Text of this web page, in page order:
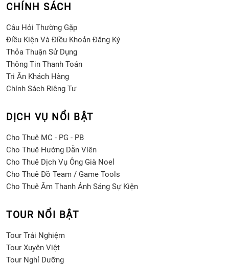
CHÍNH SÁCH
Câu Hỏi Thường Gặp
Điều Kiện Và Điều Khoản Đăng Ký
Thỏa Thuận Sử Dụng
Thông Tin Thanh Toán
Tri Ân Khách Hàng
Chính Sách Riêng Tư
DỊCH VỤ NỔI BẬT
Cho Thuê MC - PG - PB
Cho Thuê Hướng Dẫn Viên
Cho Thuê Dịch Vụ Ông Già Noel
Cho Thuê Đồ Team / Game Tools
Cho Thuê Âm Thanh Ánh Sáng Sự Kiện
TOUR NỔI BẬT
Tour Trải Nghiệm
Tour Xuyên Việt
Tour Nghỉ Dưỡng